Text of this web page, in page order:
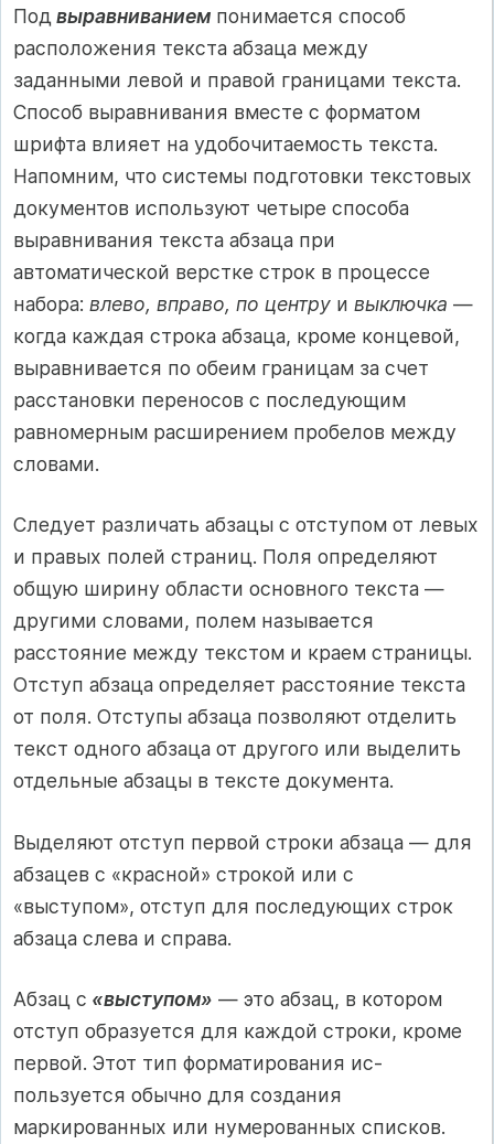
Под выравниванием понимается способ
расположения текста абзаца между
заданными левой и правой границами текста.
Способ выравнивания вместе с форматом
шрифта влияет на удобочитае­мость текста.
Напомним, что системы подготовки текстовых
доку­ментов используют четыре способа
выравнивания текста абзаца при
автоматической верстке строк в процессе
набора: влево, впра­во, по центру и выключка —
когда каждая строка абзаца, кроме концевой,
выравнивается по обеим границам за счет
расстановки переносов с последующим
равномерным расширением пробелов между
словами.
Следует различать абзацы с отступом от левых
и правых полей страниц. Поля определяют
общую ширину области основного тек­ста —
другими словами, полем называется
расстояние между тек­стом и краем страницы.
Отступ абзаца определяет расстояние тек­ста
от поля. Отступы абзаца позволяют отделить
текст одного абза­ца от другого или выделить
отдельные абзацы в тексте документа.
Выделяют отступ первой строки абзаца — для
абзацев с «крас­ной» строкой или с
«выступом», отступ для последующих строк
аб­заца слева и справа.
Абзац с «выступом» — это абзац, в котором
отступ образуется для каждой строки, кроме
первой. Этот тип форматирования ис­
пользуется обычно для создания
маркированных или нумерован­ных списков.